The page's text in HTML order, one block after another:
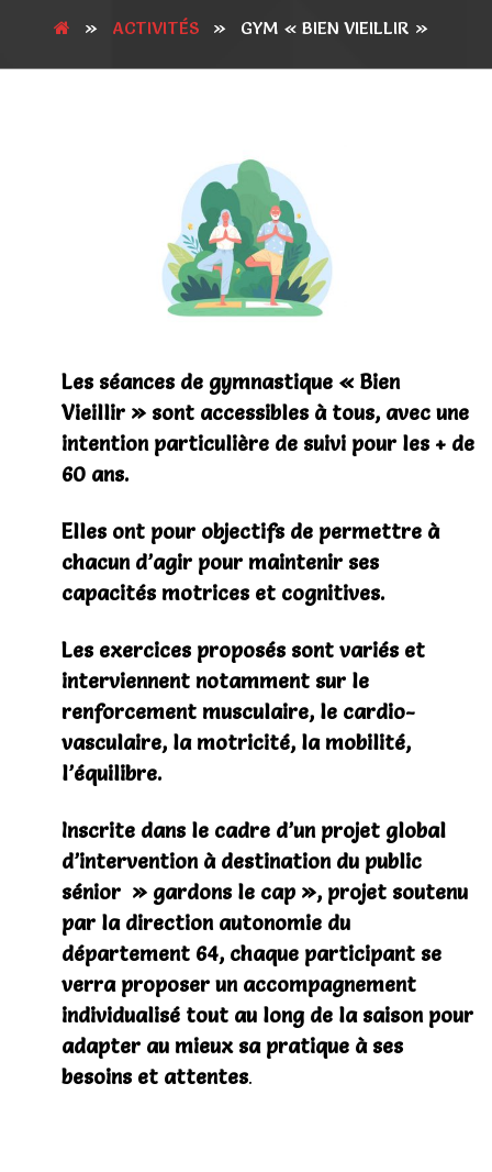
» ACTIVITÉS » GYM « BIEN VIEILLIR »
Les séances de gymnastique « Bien
Vieillir » sont accessibles à tous, avec une
intention particulière de suivi pour les + de
60 ans.
Elles ont pour objectifs de permettre à
chacun d’agir pour maintenir ses
capacités motrices et cognitives.
Les exercices proposés sont variés et
interviennent notamment sur le
renforcement musculaire, le cardio-
vasculaire, la motricité, la mobilité,
l’équilibre.
Inscrite dans le cadre d’un projet global
d’intervention à destination du public
sénior » gardons le cap », projet soutenu
par la direction autonomie du
département 64, chaque participant se
verra proposer un accompagnement
individualisé tout au long de la saison pour
adapter au mieux sa pratique à ses
besoins et attentes.